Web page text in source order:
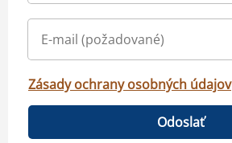
Zásady ochrany osobných údajov
Odoslať